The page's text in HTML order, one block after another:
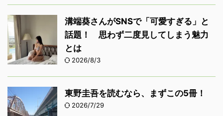
溝端葵さんがSNSで「可愛すぎる」と
話題！ 思わず二度見してしまう魅力
とは
2026/8/3
東野圭吾を読むなら、まずこの5冊！
2026/7/29